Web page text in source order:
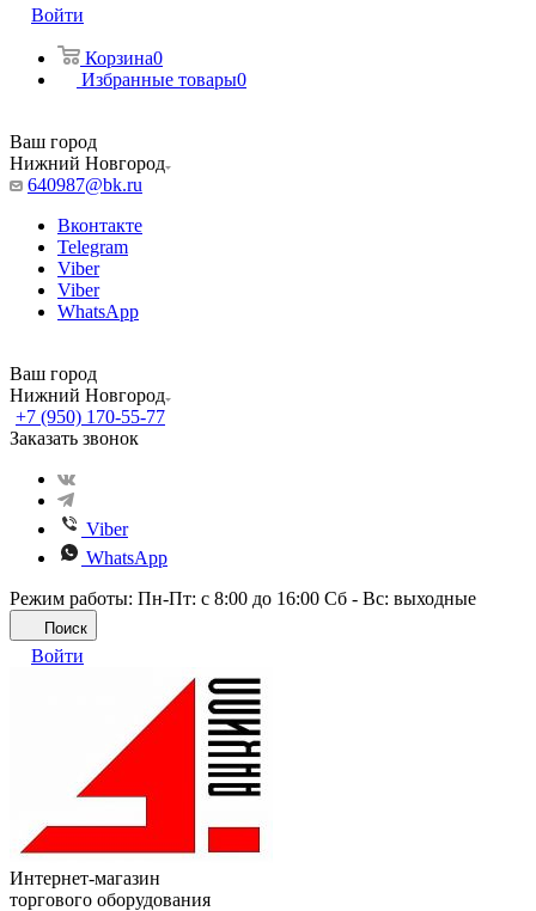
Войти
Корзина0
Избранные товары0
Ваш город
Нижний Новгород
640987@bk.ru
Вконтакте
Telegram
Viber
Viber
WhatsApp
Ваш город
Нижний Новгород
+7 (950) 170-55-77
Заказать звонок
Viber
WhatsApp
Режим работы: Пн-Пт: с 8:00 до 16:00 Сб - Вс: выходные
Поиск
Войти
Интернет-магазин
торгового оборудования